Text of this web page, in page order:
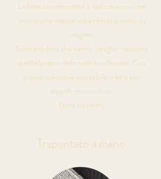
La linea Loomknotted è realizzata con una
lavorazione meccanica e rifinita a mano da
artigiani.
Sono prodotti che hanno il miglior rapporto
qualità/prezzo nella nostra collezione. Con
questa collezione è possibile creare solo
tappeti monocolore.
(foto sul retro)
Trapuntato a mano